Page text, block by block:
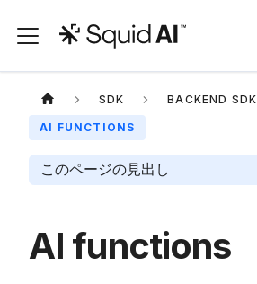
SDK BACKEND SDK
AI FUNCTIONS
このページの見出し
AI functions